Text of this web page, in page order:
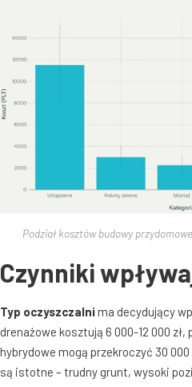
Podział kosztów budowy
Czynniki
Typ oczyszczalnima decydujący
drenażowe kosztują 6 000-12 000
hybrydowe mogą przekroczyć 30 000
są istotne – trudny grunt, wysoki